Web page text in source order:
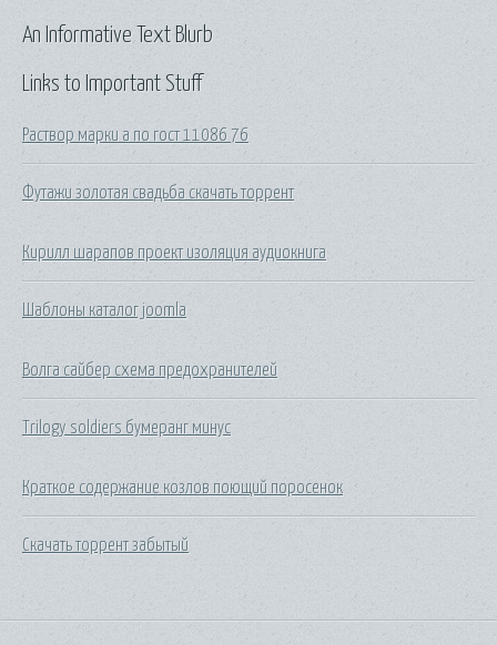
Links to Important Stuff
Раствор марки а по гост 11086 76
Футажи золотая свадьба скачать торрент
Кирилл шарапов проект изоляция аудиокнига
Шаблоны каталог joomla
Волга сайбер схема предохранителей
Trilogy soldiers бумеранг минус
Краткое содержание козлов поющий поросенок
Скачать торрент забытый
An Informative Text Blurb